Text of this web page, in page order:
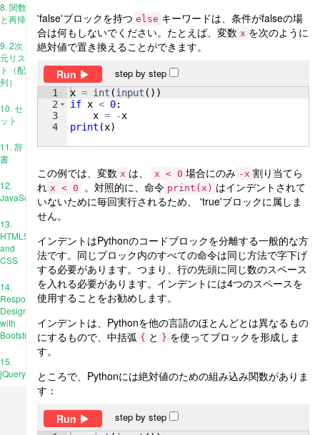
8. 関数
と再帰
9. 2次
元リス
ト（配
列）
10. セ
ット
11. 辞
書
12.
JavaScript
13.
HTML5
and
CSS
14.
Responsive
Design
with
Bootstrap
15.
jQuery
'false'ブロックを持つ else キーワードは、条件がfalseの場
合は何もしないでください。たとえば、変数 x を次のように
絶対値で置き換えることができます。
Run
step by step
1
2
3
4
x = int (input ( ))
if x < 0:
x = -x
print (x)
この例では、変数 x は、 x < 0 場合にのみ -x 割り当てら
れ x < 0 。対照的に、命令 print(x) はインデントされて
いないために毎回実行されるため、 'true'ブロックに属しま
せん。
インデントはPythonのコードブロックを分離する一般的な方
法です。同じブロック内のすべての命令は同じ方法で字下げ
する必要があります。つまり、行の先頭に同じ数のスペース
を入れる必要があります。インデントには4つのスペースを
使用することをお勧めします。
インデントは、Pythonを他の言語のほとんどとは異なるもの
にするもので、中括弧 { と } を使ってブロックを形成しま
す。
ところで、Pythonには絶対値のための組み込み関数がありま
す：
Run
step by step